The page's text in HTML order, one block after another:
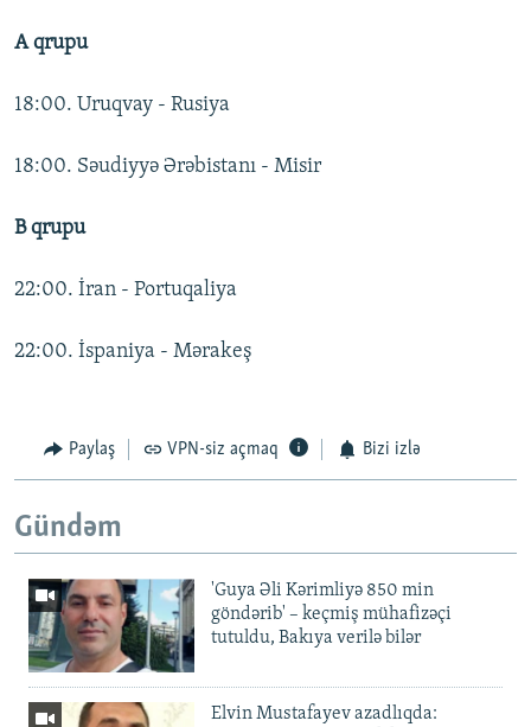
A qrupu
18:00. Uruqvay - Rusiya
18:00. Səudiyyə Ərəbistanı - Misir
B qrupu
22:00. İran - Portuqaliya
22:00. İspaniya - Mərakeş
Paylaş VPN-siz açmaq Bizi izlə
Gündəm
'Guya Əli Kərimliyə 850 min
göndərib' – keçmiş mühafizəçi
tutuldu, Bakıya verilə bilər
Elvin Mustafayev azadlıqda: